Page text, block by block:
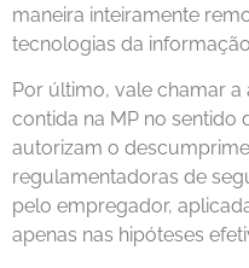
maneira inteiramente
tecnologias da
Por último, vale chamar
contida na MP no sentido
autorizam o
regulamentadoras de
pelo empregador,
apenas nas hipóteses